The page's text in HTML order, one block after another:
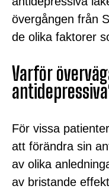
övergången från
de olika faktorer
Varför
För vissa
att förändra sin
av olika
av bristande